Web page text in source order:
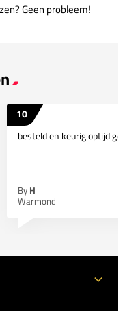
Geen probleem!
10
besteld en keurig optijd
By H
Warmond